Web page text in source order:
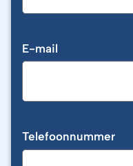
E-mail
Telefoonnummer